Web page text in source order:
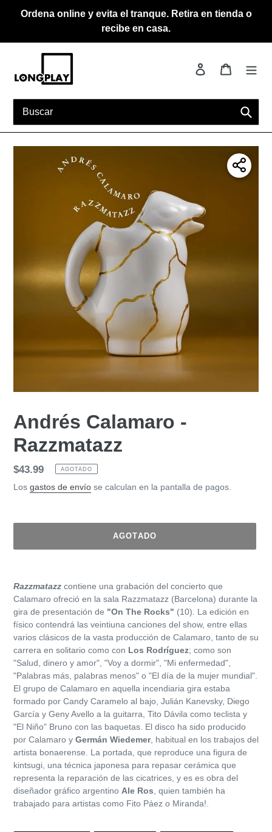
directamente
contenido
Ordena online y evita el tranque. Retira en tienda o
recibe en casa.
Ingresar Carrito
Andrés Calamaro -
Razzmatazz
Precio
habitual
$43.99 AGOTADO
Los gastos de envío se calculan en la pantalla de pagos.
AGOTADO
tu
Razzmatazz contiene una grabación del concierto que
Calamaro ofreció en la sala Razzmatazz (Barcelona) durante la
gira de presentación de "On The Rocks" (10). La edición en
físico contendrá las veintiuna canciones del show, entre ellas
varios clásicos de la vasta producción de Calamaro, tanto de su
carrera en solitario como con Los Rodríguez; como son
"Salud, dinero y amor", "Voy a dormir", "Mi enfermedad",
"Palabras más, palabras menos" o "El día de la mujer mundial".
El grupo de Calamaro en aquella incendiaria gira estaba
formado por Candy Caramelo al bajo, Julián Kanevsky, Diego
García y Geny Avello a la guitarra, Tito Dávila como teclista y
"El Niño" Bruno con las baquetas. El disco ha sido producido
por Calamaro y Germán Wiedemer, habitual en los trabajos del
artista bonaerense. La portada, que reproduce una figura de
kintsugi, una técnica japonesa para repasar cerámica que
representa la reparación de las cicatrices, y es es obra del
diseñador gráfico argentino Ale Ros , quien también ha
trabajado para artistas como Fito Páez o Miranda!.